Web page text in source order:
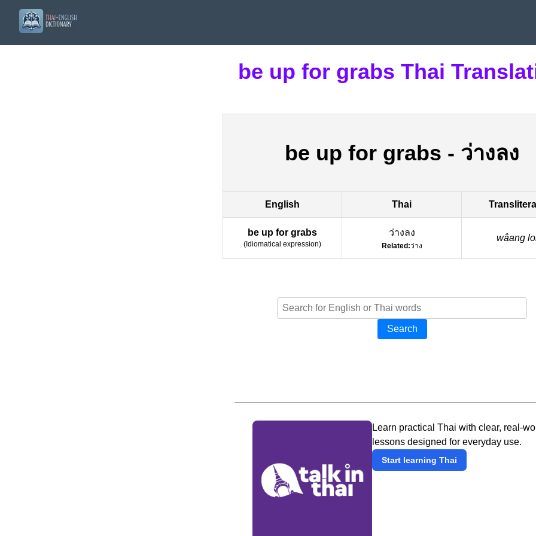
be up for grabs Thai
be up for grabs - ว่างลง
English Thai
be up for grabs
(Idiomatical expression)
ว่างลง
Related:ว่าง
wâang
Search
Learn practical Thai with clear, real-
lessons designed for everyday use.
Start learning Thai